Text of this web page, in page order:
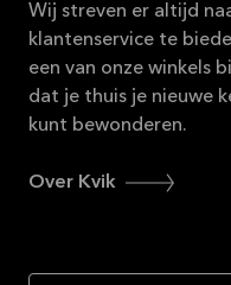
Wij streven er altijd
klantenservice te
een van onze winkels
dat je thuis je nieuwe
kunt bewonderen.
Over Kvik